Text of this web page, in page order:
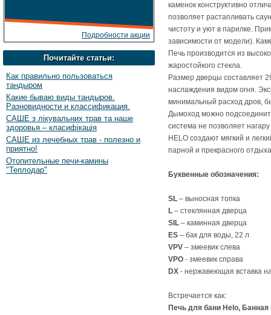
Подробности акции
Почитайте статьи:
Как правильно пользоваться
тандыром
Какие бываю виды тандыров.
Разновидности и классификация.
САШЕ з лікувальних трав та наше
здоровья – класифікація
САШЕ из лечебных трав - полезно и
приятно!
Отопительные печи-камины
"Теплодар"
каменок конструктивно
позволяет растапливать
чистоту и уют в парилке.
зависимости от модели).
Печь производится из
жаростойкого стекла.
Размер дверцы составляет
наслаждения видом огня.
минимальный расход дров,
Дымоход можно
система не позволяет
HELO создают мягкий и
парной и прекрасного
Буквенные обозначения:
SL – выносная топка
L – стеклянная дверца
SIL – каминная дверца
ES – бак для воды, 22 л
VPV – змеевик слева
VPO - змеевик справа
DX - нержавеющая вставка
Встречается как:
Печь для бани Helo, Банная